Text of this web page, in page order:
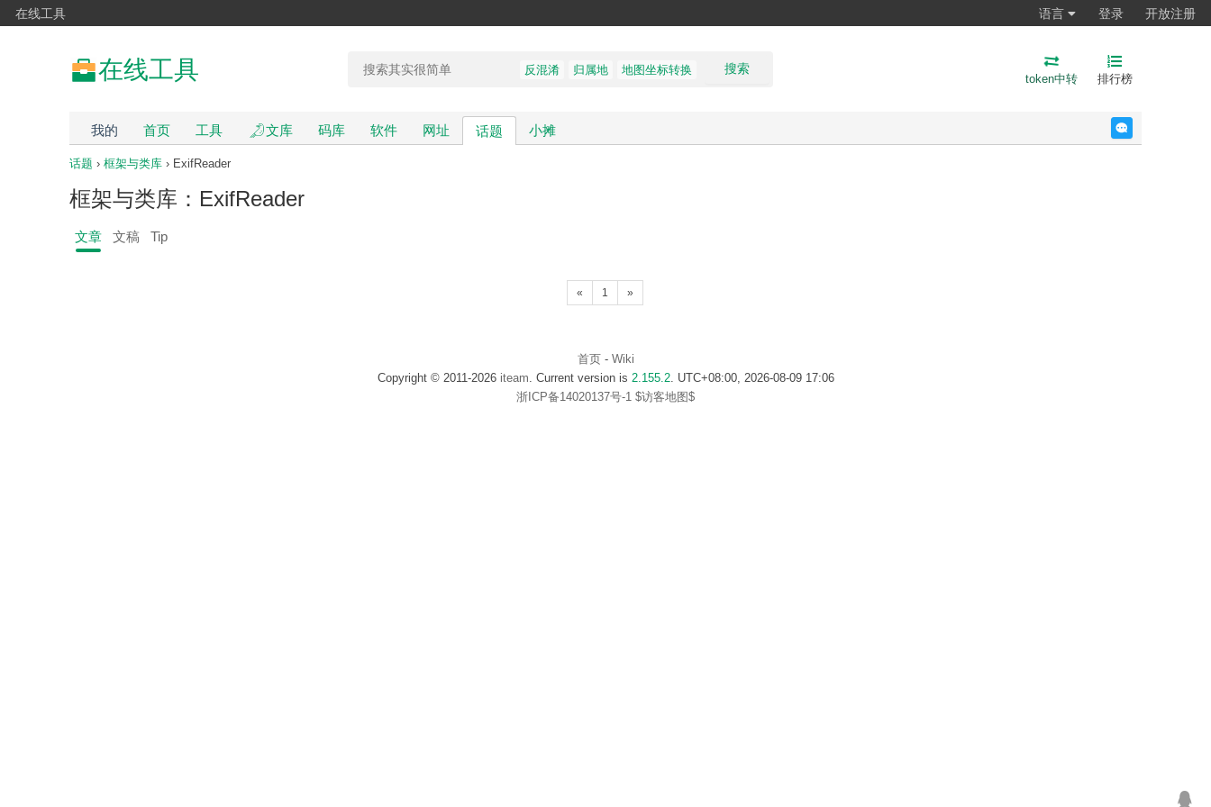
在线工具 语言 登录 开放注册
在线工具 搜索
反混淆 归属地 地图坐标转换
token中转 排行榜
我的 首页 工具 文库 码库 软件 网址 话题 小摊
话题 › 框架与类库 › ExifReader
框架与类库：ExifReader
文章 文稿 Tip
« 1 »
首页- Wiki
Copyright © 2011-2026 iteam . Current version is 2.155.2. UTC+08:00, 2026-08-09 17:06
浙ICP备14020137号-1 $访客地图$